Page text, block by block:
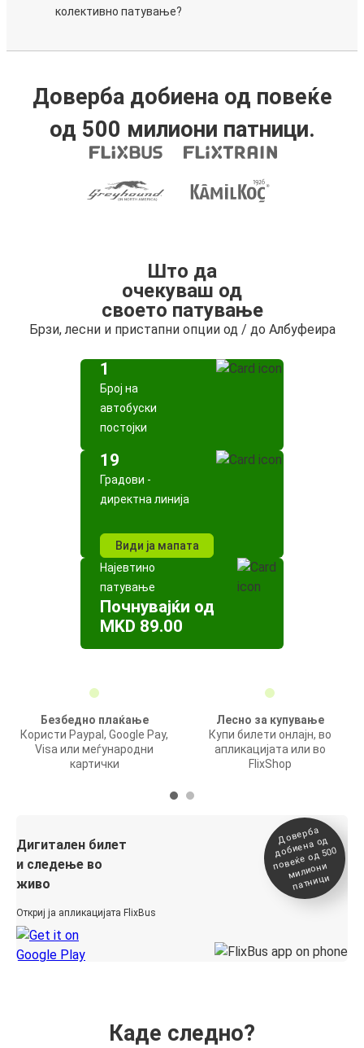
колективно патување?
Доверба добиена од повеќе
од 500 милиони патници.
Што да
очекуваш од
своето патување
Брзи, лесни и пристапни опции од / до Албуфеира
1
Број на
автобуски
постојки
19
Градови -
директна линија
Види ја мапата
Најевтино
патување
Почнувајќи од
MKD 89.00
Безбедно плаќање
Користи Paypal, Google Pay,
Visa или меѓународни
картички
Лесно за купување
Купи билети онлајн, во
апликацијата или во
FlixShop
Дигитален билет
и следење во
живо
Откриј ја апликацијата FlixBus
Доверба
добиена о
д
повеќе о
д 500
милиони
патници
Каде следно?